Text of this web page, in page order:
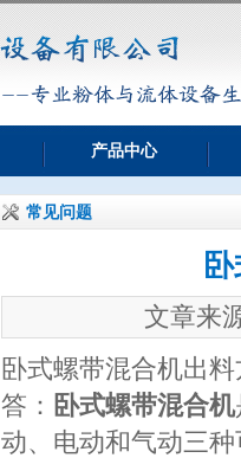
产品中心
常见问题
文章来
卧式螺带混合机出
答： 卧式螺带混合机
动、电动和气动三